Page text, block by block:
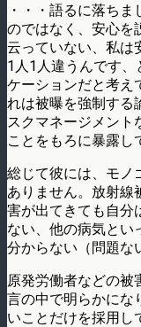
・・・語るに落ち
のではなく、安心を
云っていない、私は
1人1人違うんです
ケーションだと考え
れは被曝を強制する
スクマネージメント
ことをもろに暴露し
総じて彼には、モノ
ありません。放射線
害が出てきても自分
ない、他の病気とい
分からない（問題な
原発労働者などの被
言の中で明らかにな
いことだけを採用し